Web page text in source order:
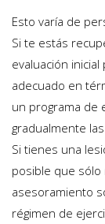
Esto varía de
Si te estás
evaluación
adecuado en
un programa de
gradualmente
Si tienes una
posible que
asesoramiento
régimen de